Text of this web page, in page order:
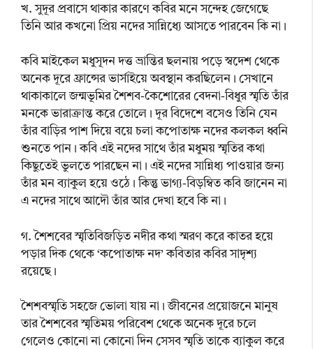
খ. সুদূর প্রবাসে থাকার কারণে কবির মনে সন্দেহ জেগেছে
তিনি আর কখনো প্রিয় নদের সান্নিধ্যে আসতে পারবেন কি না।
কবি মাইকেল মধুসূদন দত্ত ভ্রান্তির ছলনায় পড়ে স্বদেশ থেকে
অনেক দূরে ফ্রান্সের ভার্সাইয়ে অবস্থান করছিলেন। সেখানে
থাকাকালে জন্মভূমির শৈশব-কৈশোরের বেদনা-বিধুর স্মৃতি তাঁর
মনকে ভারাক্রান্ত করে তোলে। দূর বিদেশে বসেও তিনি যেন
তাঁর বাড়ির পাশ দিয়ে বয়ে চলা কপোতাক্ষ নদের কলকল ধ্বনি
শুনতে পান। কবি এই নদের সাথে তাঁর মধুময় স্মৃতির কথা
কিছুতেই ভুলতে পারছেন না। এই নদের সান্নিধ্য পাওয়ার জন্য
তাঁর মন ব্যাকুল হয়ে ওঠে। কিন্তু ভাগ্য-বিড়ম্বিত কবি জানেন না
এ নদের সাথে আদৌ তাঁর আর দেখা হবে কি না।
গ. শৈশবের স্মৃতিবিজড়িত নদীর কথা স্মরণ করে কাতর হয়ে
পড়ার দিক থেকে ‘কপোতাক্ষ নদ’ কবিতার কবির সাদৃশ্য
রয়েছে।
শৈশবস্মৃতি সহজে ভোলা যায় না। জীবনের প্রয়োজনে মানুষ
তার শৈশবের স্মৃতিময় পরিবেশ থেকে অনেক দূরে চলে
গেলেও কোনো না কোনো দিন সেসব স্মৃতি তাকে ব্যাকুল করে